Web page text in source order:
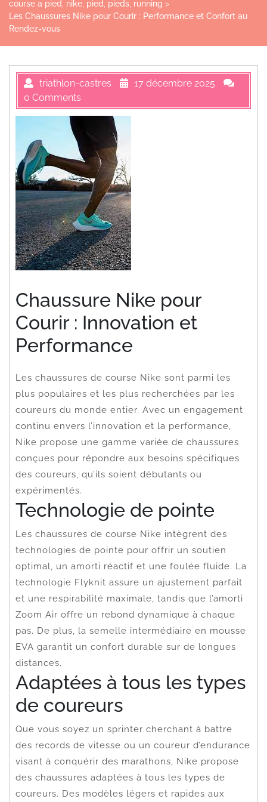
course a pied nike pied pieds running >
Les Chaussures Nike pour Courir : Performance et Confort au
Rendez-vous
triathlon-castres
17 décembre 2025
0 Comments
Chaussure Nike pour
Courir : Innovation et
Performance
Les chaussures de course Nike sont parmi les
plus populaires et les plus recherchées par les
coureurs du monde entier. Avec un engagement
continu envers l’innovation et la performance,
Nike propose une gamme variée de chaussures
conçues pour répondre aux besoins spécifiques
des coureurs, qu’ils soient débutants ou
expérimentés.
Technologie de pointe
Les chaussures de course Nike intègrent des
technologies de pointe pour offrir un soutien
optimal, un amorti réactif et une foulée fluide. La
technologie Flyknit assure un ajustement parfait
et une respirabilité maximale, tandis que l’amorti
Zoom Air offre un rebond dynamique à chaque
pas. De plus, la semelle intermédiaire en mousse
EVA garantit un confort durable sur de longues
distances.
Adaptées à tous les types
de coureurs
Que vous soyez un sprinter cherchant à battre
des records de vitesse ou un coureur d’endurance
visant à conquérir des marathons, Nike propose
des chaussures adaptées à tous les types de
coureurs. Des modèles légers et rapides aux